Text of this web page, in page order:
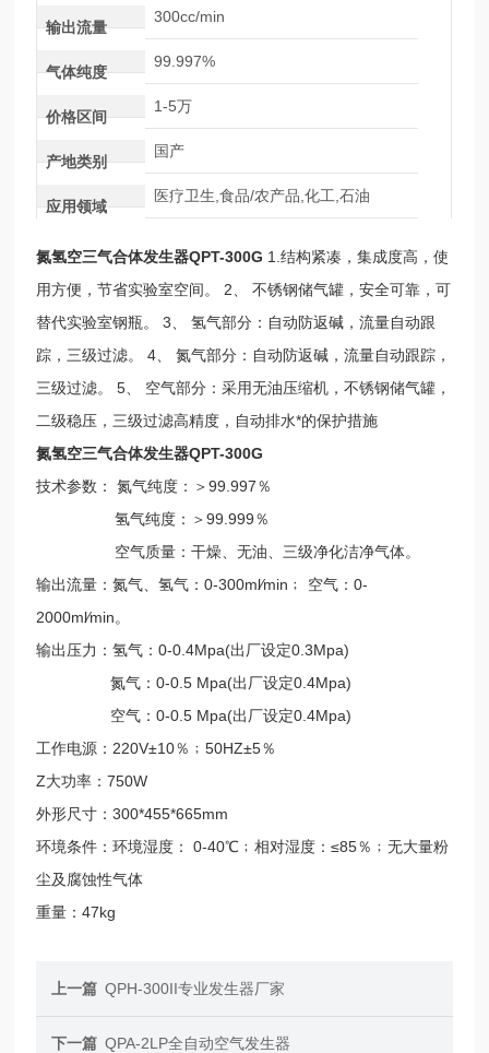
输出流量
300cc/min
气体纯度
99.997%
价格区间
1-5万
产地类别
国产
应用领域
医疗卫生,食品/农产品,化工,石油
氮氢空三气合体发生器QPT-300G 1.结构紧凑，集成度高，使
用方便，节省实验室空间。 2、 不锈钢储气罐，安全可靠，可
替代实验室钢瓶。 3、 氢气部分：自动防返碱，流量自动跟
踪，三级过滤。 4、 氮气部分：自动防返碱，流量自动跟踪，
三级过滤。 5、 空气部分：采用无油压缩机，不锈钢储气罐，
二级稳压，三级过滤高精度，自动排水*的保护措施
氮氢空三气合体发生器QPT-300G
技术参数： 氮气纯度：＞99.997％
氢气纯度：＞99.999％
空气质量：干燥、无油、三级净化洁净气体。
输出流量：氮气、氢气：0-300ml∕min﹔ 空气：0-
2000ml∕min。
输出压力：氢气：0-0.4Mpa(出厂设定0.3Mpa)
氮气：0-0.5 Mpa(出厂设定0.4Mpa)
空气：0-0.5 Mpa(出厂设定0.4Mpa)
工作电源：220V±10％﹔50HZ±5％
Z大功率：750W
外形尺寸：300*455*665mm
环境条件：环境湿度： 0-40℃﹔相对湿度：≤85％﹔无大量粉
尘及腐蚀性气体
重量：47kg
上一篇 QPH-300II专业发生器厂家
下一篇 QPA-2LP全自动空气发生器